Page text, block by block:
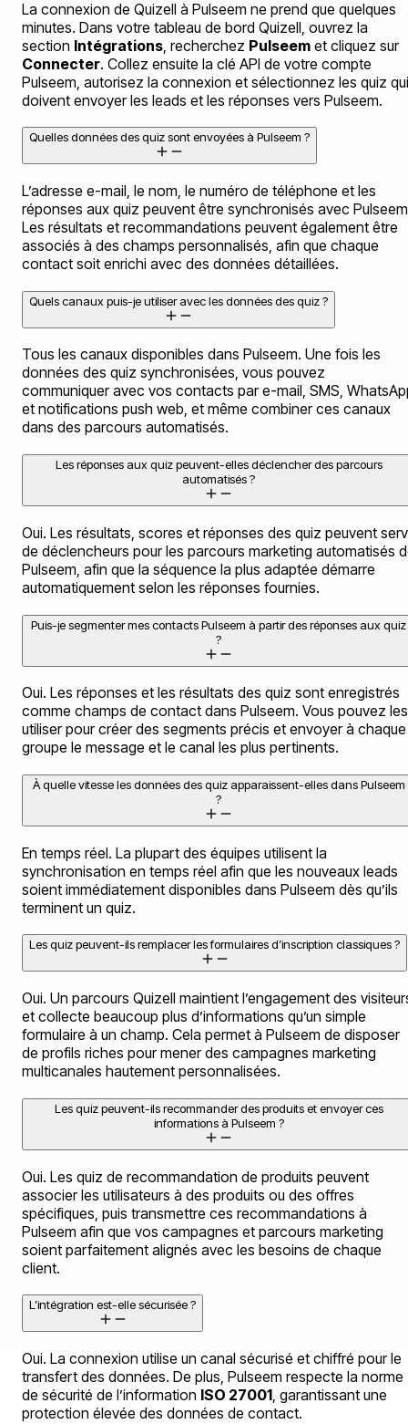
La connexion de Quizell à Pulseem ne prend que quelques
minutes. Dans votre tableau de bord Quizell, ouvrez la
section Intégrations , recherchez Pulseem et cliquez sur
Connecter. Collez ensuite la clé API de votre compte
Pulseem, autorisez la connexion et sélectionnez les quiz qui
doivent envoyer les leads et les réponses vers Pulseem.
Quelles données des quiz sont envoyées à Pulseem ?
L’adresse e-mail, le nom, le numéro de téléphone et les
réponses aux quiz peuvent être synchronisés avec
Les résultats et recommandations peuvent également être
associés à des champs personnalisés, afin que chaque
contact soit enrichi avec des données détaillées.
Quels canaux puis-je utiliser avec les données des quiz ?
Tous les canaux disponibles dans Pulseem. Une fois les
données des quiz synchronisées, vous pouvez
communiquer avec vos contacts par e-mail, SMS,
et notifications push web, et même combiner ces canaux
dans des parcours automatisés.
Les réponses aux quiz peuvent-elles déclencher des parcours
automatisés ?
Oui. Les résultats, scores et réponses des quiz peuvent
de déclencheurs pour les parcours marketing automatisés
Pulseem, afin que la séquence la plus adaptée démarre
automatiquement selon les réponses fournies.
Puis-je segmenter mes contacts Pulseem à partir des réponses aux quiz
?
Oui. Les réponses et les résultats des quiz sont enregistrés
comme champs de contact dans Pulseem. Vous pouvez les
utiliser pour créer des segments précis et envoyer à chaque
groupe le message et le canal les plus pertinents.
À quelle vitesse les données des quiz apparaissent-elles dans Pulseem
?
En temps réel. La plupart des équipes utilisent la
synchronisation en temps réel afin que les nouveaux leads
soient immédiatement disponibles dans Pulseem dès qu’ils
terminent un quiz.
Les quiz peuvent-ils remplacer les formulaires d’inscription classiques ?
Oui. Un parcours Quizell maintient l’engagement des
et collecte beaucoup plus d’informations qu’un simple
formulaire à un champ. Cela permet à Pulseem de disposer
de profils riches pour mener des campagnes marketing
multicanales hautement personnalisées.
Les quiz peuvent-ils recommander des produits et envoyer ces
informations à Pulseem ?
Oui. Les quiz de recommandation de produits peuvent
associer les utilisateurs à des produits ou des offres
spécifiques, puis transmettre ces recommandations à
Pulseem afin que vos campagnes et parcours marketing
soient parfaitement alignés avec les besoins de chaque
client.
L’intégration est-elle sécurisée ?
Oui. La connexion utilise un canal sécurisé et chiffré pour le
transfert des données. De plus, Pulseem respecte la norme
de sécurité de l’information ISO 27001, garantissant une
protection élevée des données de contact.